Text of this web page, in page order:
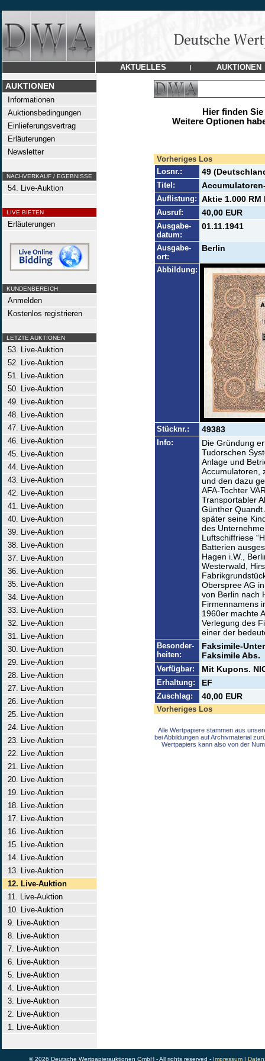
AKTUELLES | AUKTIONEN
AUKTIONEN
Informationen
Auktionsbedingungen
Einlieferungsvertrag
Erläuterungen
Newsletter
NACHVERKAUF / EGEBNISSE
54. Live-Auktion
LIVE BIETEN
Erläuterungen
KUNDENBEREICH
Anmelden
Kostenlos registrieren
LETZTE AUKTIONEN
53. Live-Auktion
52. Live-Auktion
51. Live-Auktion
50. Live-Auktion
49. Live-Auktion
48. Live-Auktion
47. Live-Auktion
46. Live-Auktion
45. Live-Auktion
44. Live-Auktion
43. Live-Auktion
42. Live-Auktion
41. Live-Auktion
40. Live-Auktion
39. Live-Auktion
38. Live-Auktion
37. Live-Auktion
36. Live-Auktion
35. Live-Auktion
34. Live-Auktion
33. Live-Auktion
32. Live-Auktion
31. Live-Auktion
30. Live-Auktion
29. Live-Auktion
28. Live-Auktion
27. Live-Auktion
26. Live-Auktion
25. Live-Auktion
24. Live-Auktion
23. Live-Auktion
22. Live-Auktion
21. Live-Auktion
20. Live-Auktion
19. Live-Auktion
18. Live-Auktion
17. Live-Auktion
16. Live-Auktion
15. Live-Auktion
14. Live-Auktion
13. Live-Auktion
12. Live-Auktion
11. Live-Auktion
10. Live-Auktion
9. Live-Auktion
8. Live-Auktion
7. Live-Auktion
6. Live-Auktion
5. Live-Auktion
4. Live-Auktion
3. Live-Auktion
2. Live-Auktion
1. Live-Auktion
Hier finden
Weitere Optionen
Vorheriges Los
Losnr.:
49
Titel:
Auflistung: Aktie 1.000 RM
Ausruf: 40,00 EUR
Ausgabe-
datum:
01.11.1941
Ausgabe-
ort:
Berlin
Abbildung:
Stücknr.: 49383
Info:
Die Gründung
Tudorschen
Anlage und
Accumulatoren,
und den dazu
AFA-Tochter
Transportabler
Günther Quandt
später seine
des
Luftschiffriese
Batterien
Hagen i.W.,
Westerwald,
Oberspree AG
von Berlin nach
Firmennamens
1960er machte
Verlegung des
einer der
Besonder-
heiten:
Faksimile-
Faksimile Abs.
Verfügbar: Mit Kupons.
Erhaltung: EF
Zuschlag: 40,00 EUR
Vorheriges Los
Alle Wertpapiere stammen aus
bei Abbildungen auf Archivmaterial
Wertpapiers kann also von der
© 2026 Deutsche Wertpapierauktionen GmbH - All rights reserved - Impressum|